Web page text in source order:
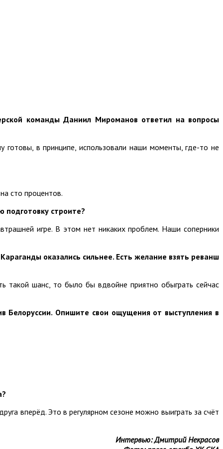
команды Даниил Мироманов ответил на вопросы
в принципе, использовали наши моменты, где-то не
сто процентов.
подготовку строите?
игре. В этом нет никаких проблем. Наши соперники
оказались сильнее. Есть желание взять реванш
такой шанс, то было бы вдвойне приятно обыграть сейчас
Опишите свои ощущения от выступления в
вперёд. Это в регулярном сезоне можно выиграть за счёт
Интервью: Дмитрий Некрасов